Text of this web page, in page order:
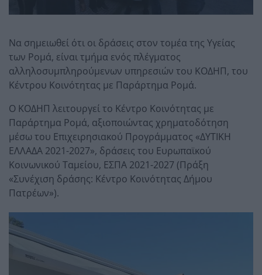
Να σημειωθεί ότι οι δράσεις στον τομέα της Υγείας
των Ρομά, είναι τμήμα ενός πλέγματος
αλληλοσυμπληρούμενων υπηρεσιών του ΚΟΔΗΠ, του
Κέντρου Κοινότητας με Παράρτημα Ρομά.
Ο ΚΟΔΗΠ λειτουργεί το Κέντρο Κοινότητας με
Παράρτημα Ρομά, αξιοποιώντας χρηματοδότηση
μέσω του Επιχειρησιακού Προγράμματος «ΔΥΤΙΚΗ
ΕΛΛΑΔΑ 2021-2027», δράσεις του Ευρωπαϊκού
Κοινωνικού Ταμείου, ΕΣΠΑ 2021-2027 (Πράξη
«Συνέχιση δράσης: Κέντρο Κοινότητας Δήμου
Πατρέων»).